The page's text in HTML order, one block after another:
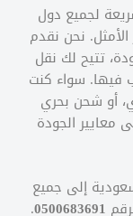
لجميع دول
نحن نقدم
تتيح لك نقل
فيها. سواء كنت
أو شحن بحري
معايير الجودة
إلى جميع
0500683691
.